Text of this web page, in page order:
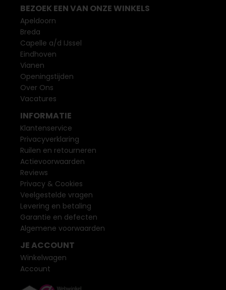
BEZOEK EEN VAN ONZE WINKELS
Apeldoorn
Breda
Capelle a/d IJssel
Eindhoven
Vianen
Openingstijden
Over Ons
Vacatures
INFORMATIE
Klantenservice
Privacyverklaring
Ruilen en retourneren
Actievoorwaarden
Reviews
Privacy & Cookies
Veelgestelde vragen
Levering en betaling
Garantie en defecten
Algemene voorwaarden
JE ACCOUNT
Winkelwagen
Account